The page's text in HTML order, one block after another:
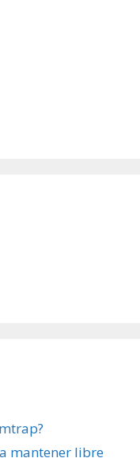
mantener libre